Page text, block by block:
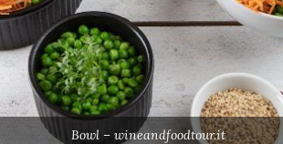
Bowl – wineandfoodtour.it